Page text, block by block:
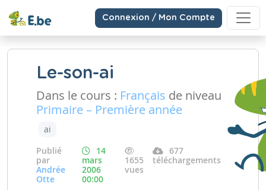
Connexion / Mon Compte
Le-son-ai
Dans le cours : Français de niveau
Primaire – Première année
ai
Publié
par
Andrée
Otte
14
mars
2006
00:00
1655
vues
677
téléchargements